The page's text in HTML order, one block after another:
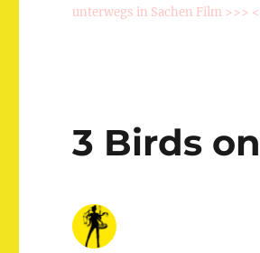
unterwegs in Sachen Film >>>
3 Birds